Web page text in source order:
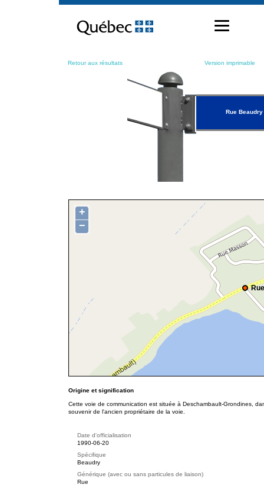
contenu
Retour aux résultats Version imprimable
Rue Beaudry
+
−
Origine et signification
Cette voie de communication est située à Deschambault-Grondines,
souvenir de l'ancien propriétaire de la voie.
Date d'officialisation
1990-06-20
Spécifique
Beaudry
Générique (avec ou sans particules de liaison)
Rue